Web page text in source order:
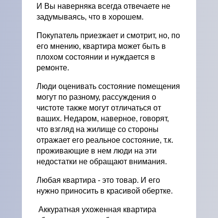
И Вы наверняка всегда отвечаете не
задумываясь, что в хорошем.
Покупатель приезжает и смотрит, но, по
его мнению, квартира может быть в
плохом состоянии и нуждается в
ремонте.
Люди оценивать состояние помещения
могут по разному, рассуждения о
чистоте также могут отличаться от
ваших. Недаром, наверное, говорят,
что взгляд на жилище со стороны
отражает его реальное состояние, т.к.
проживающие в нем люди на эти
недостатки не обращают внимания.
Любая квартира - это товар. И его
нужно приносить в красивой обертке.
Аккуратная ухоженная квартира